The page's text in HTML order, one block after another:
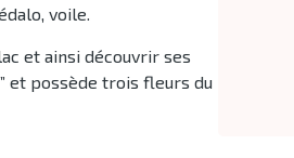
voile.
et ainsi découvrir ses
et possède trois fleurs du